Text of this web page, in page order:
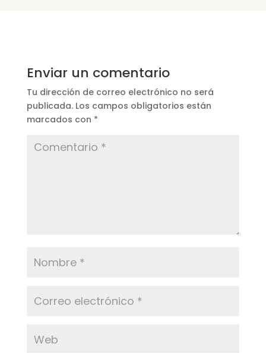
Enviar un comentario
Tu dirección de correo electrónico no será
publicada. Los campos obligatorios están
marcados con *